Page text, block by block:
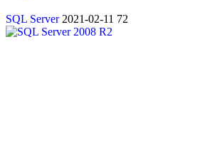
SQL Server 2021-02-11 72